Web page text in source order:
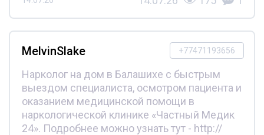
+77471193656
MelvinSlake
Нарколог на дом в Балашихе с быстрым
выездом специалиста, осмотром пациента и
оказанием медицинской помощи в
наркологической клинике «Частный Медик
24». Подробнее можно узнать тут - http://